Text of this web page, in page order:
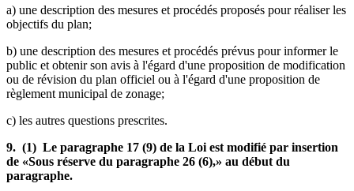
a) une description des mesures et procédés proposés pour réaliser les
objectifs du plan;
b) une description des mesures et procédés prévus pour informer le
public et obtenir son avis à l'égard d'une proposition de modification
ou de révision du plan officiel ou à l'égard d'une proposition de
règlement municipal de zonage;
c) les autres questions prescrites.
9. (1) Le paragraphe 17 (9) de la Loi est modifié par insertion
de «Sous réserve du paragraphe 26 (6),» au début du
paragraphe.